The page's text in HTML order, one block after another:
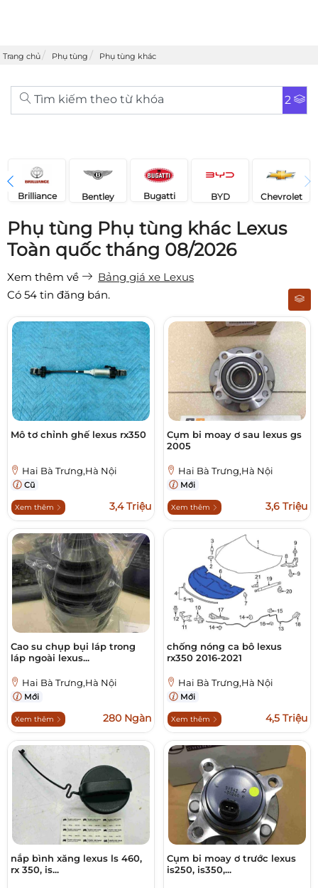
Trang chủ Phụ tùng Phụ tùng khác
Tìm kiếm theo từ khóa 2
Brilliance Bentley Bugatti BYD Chevrolet
Phụ tùng Phụ tùng khác Lexus
Toàn quốc tháng 08/2026
Xem thêm về
Bảng giá xe Lexus
Có 54 tin đăng bán.
Mô tơ chỉnh ghế lexus rx350
Hai Bà Trưng,Hà Nội
Cũ
Xem thêm 3,4 Triệu
Cụm bi moay ơ sau lexus gs
2005
Hai Bà Trưng,Hà Nội
Mới
Xem thêm 3,6 Triệu
Cao su chụp bụi láp trong
láp ngoài lexus...
Hai Bà Trưng,Hà Nội
Mới
Xem thêm 280 Ngàn
chống nóng ca bô lexus
rx350 2016-2021
Hai Bà Trưng,Hà Nội
Mới
Xem thêm 4,5 Triệu
nắp bình xăng lexus ls 460,
rx 350, is...
Cụm bi moay ơ trước lexus
is250, is350,...